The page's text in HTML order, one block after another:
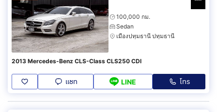
100,000 กม.
Sedan
เมืองปทุมธานี ปทุมธานี
2013 Mercedes-Benz CLS-Class CLS250 CDI
แชท LINE โทร